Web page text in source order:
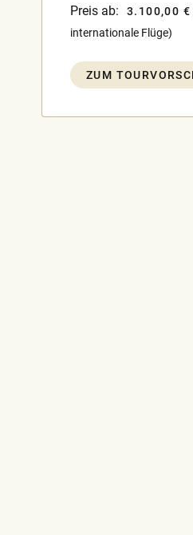
Preis ab:
3.100,00 €
internationale Flüge)
ZUM